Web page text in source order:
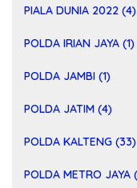
PIALA DUNIA 2022 (4)
POLDA IRIAN JAYA (1)
POLDA JAMBI (1)
POLDA JATIM (4)
POLDA KALTENG (33)
POLDA METRO JAYA